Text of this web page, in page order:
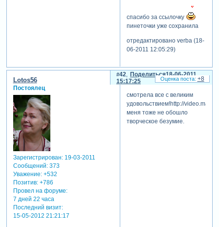
спасибо за ссылочку
пинеточки уже сохранила
отредактировано verba (18-
06-2011 12:05:29)
Поделиться
42
18-06-2011
15:17:25
Lotos56
Постоялец
Зарегистрирован: 19-03-2011
Сообщений:373
Уважение: +532
Позитив: +786
Провел на форуме:
7 дней 22 часа
Последний визит:
15-05-2012 21:21:17
смотрела все с великим
удовольствием!http://
меня тоже не обошло
творческое безумие.
+8